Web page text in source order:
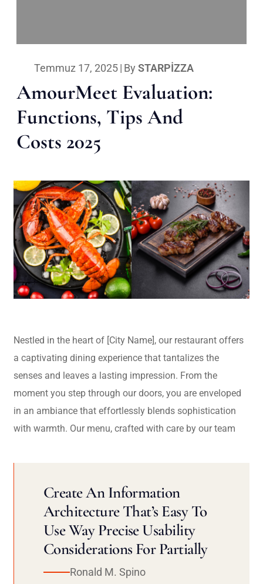
Temmuz 17, 2025| By STARPIZZA
AmourMeet Evaluation:
Functions, Tips And
Costs 2025
Nestled in the heart of [City Name], our restaurant offers
a captivating dining experience that tantalizes the
senses and leaves a lasting impression. From the
moment you step through our doors, you are enveloped
in an ambiance that effortlessly blends sophistication
with warmth. Our menu, crafted with care by our team
Create An Information
Architecture That’s Easy To
Use Way Precise Usability
Considerations For Partially
Ronald M. Spino